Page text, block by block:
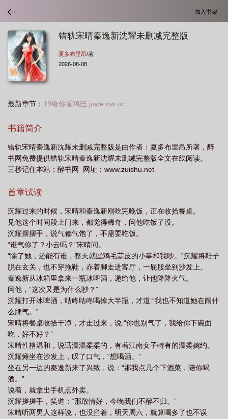
加入书架
错轨宋晴秦逸新沈耀未删减完整版
夏多布里昂/著
2026-08-08
最新章节： 19给你看鸡巴 juwe nw uc
书籍简介
错轨宋晴秦逸新沈耀未删减完整版是由作者：夏多布里昂所著，醉
书网免费提供错轨宋晴秦逸新沈耀未删减完整版全文在线阅读。
三秒记住本站：醉书网 网址：www.zuishu.net
首章试读
沉耀过来的时候，宋晴和秦逸新刚吃完晚饭，正在收拾餐桌。
见他这个时间段上门来，都觉得稀奇，问他吃饭了没。
沉耀摆摆手，说气都气饱了，不需要吃饭。
“谁气你了？小云吗？”宋晴问。
“除了她，还能有谁，整天就些鸡毛蒜皮的小事和我吵。”沉耀将鞋子
脱在玄关，也不穿拖鞋，赤着脚走进客厅，一屁股坐到沙发上。
秦逸新从冰箱里拿来一瓶冰啤酒，递给他，让他降降火气。
问他，“这次又是为什么吵？”
沉耀打开冰啤酒，咕咚咕咚喝掉大半瓶，才道:“我也不知道她在闹什
么脾气。”
宋晴将餐桌收拾干净，才走过来，说:“你也别气了，我给你下碗面
吃，好不好？”
宋晴性格温和，说话温温柔柔的，有着江南女子特有的温柔婉约。
沉耀瘫坐在沙发上，叹了口气，“想喝酒。”
坐在另一边的秦逸新来了兴致，说：“那我点几个下酒菜，陪你喝
酒。”
说着，就拿出手机点外卖。
沉耀搓搓手，笑道：“那敢情好，今晚我们不醉不归。”
宋晴听两男人这样说，也没拦着，明天周六，就算喝多了也不误